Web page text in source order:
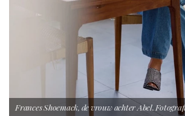
Frances Shoemack, de vrouw achter Abel.